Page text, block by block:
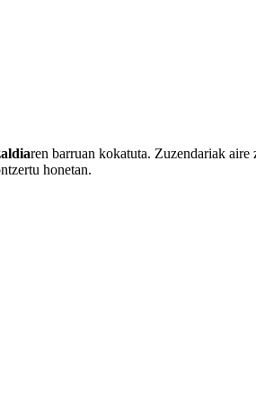
ren barruan kokatuta. Zuzendariak
honetan.